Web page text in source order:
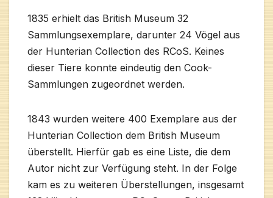
1835 erhielt das British Museum 32
Sammlungsexemplare, darunter 24 Vögel aus
der Hunterian Collection des RCoS. Keines
dieser Tiere konnte eindeutig den Cook-
Sammlungen zugeordnet werden.
1843 wurden weitere 400 Exemplare aus der
Hunterian Collection dem British Museum
überstellt. Hierfür gab es eine Liste, die dem
Autor nicht zur Verfügung steht. In der Folge
kam es zu weiteren Überstellungen, insgesamt